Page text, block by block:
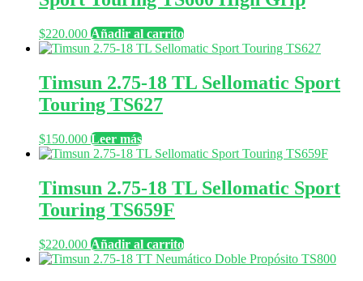
$220.000 Añadir al carrito
Timsun 2.75-18 TL Sellomatic Sport
Touring TS627
$150.000 Leer más
Timsun 2.75-18 TL Sellomatic Sport
Touring TS659F
$220.000 Añadir al carrito